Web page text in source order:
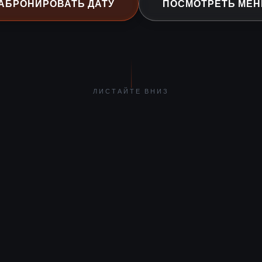
ДАТУ ПОСМОТРЕТЬ
ЛИСТАЙТЕ ВНИЗ